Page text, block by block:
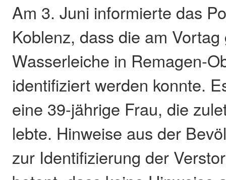
Am 3. Juni informierte das
Koblenz, dass die am
Wasserleiche in Remagen-
identifiziert werden konnte.
eine 39-jährige Frau, die
lebte. Hinweise aus der
zur Identifizierung der